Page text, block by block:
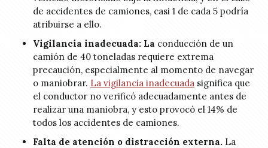
de accidentes de camiones, casi 1 de cada 5 podría
atribuirse a ello.
Vigilancia inadecuada: La conducción de un
camión de 40 toneladas requiere extrema
precaución, especialmente al momento de navegar
o maniobrar. La vigilancia inadecuada significa que
el conductor no verificó adecuadamente antes de
realizar una maniobra, y esto provocó el 14% de
todos los accidentes de camiones.
Falta de atención o distracción externa. La